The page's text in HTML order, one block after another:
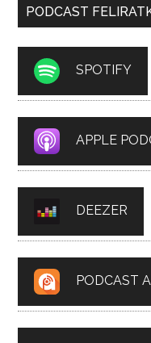
PODCAST
SPOTIFY
APPLE
DEEZER
PODCAST